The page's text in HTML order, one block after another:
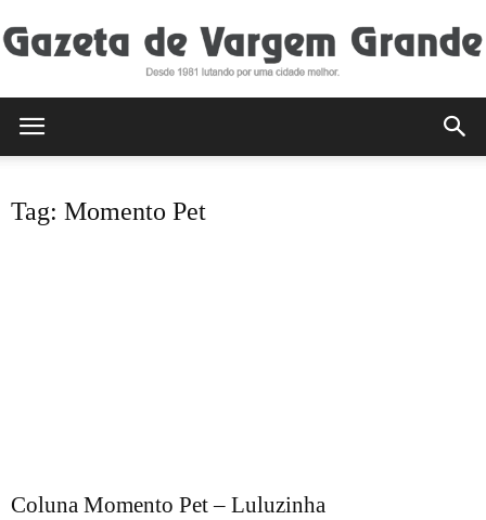
Tag: Momento Pet
Coluna Momento Pet – Luluzinha